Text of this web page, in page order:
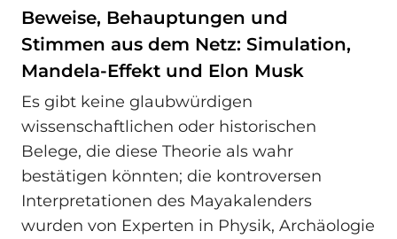
Beweise, Behauptungen und
Stimmen aus dem Netz: Simulation,
Mandela-Effekt und Elon Musk
Es gibt keine glaubwürdigen
wissenschaftlichen oder historischen
Belege, die diese Theorie als wahr
bestätigen könnten; die kontroversen
Interpretationen des Mayakalenders
wurden von Experten in Physik, Archäologie